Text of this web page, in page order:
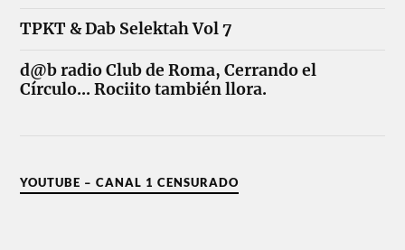
TPKT & Dab Selektah Vol 7
d@b radio Club de Roma, Cerrando el
Círculo... Rociito también llora.
YOUTUBE – CANAL 1 CENSURADO